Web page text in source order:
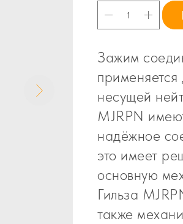
Зажим
несущей
MJRPN
надёжное
это имеет
основную
Гильза
также